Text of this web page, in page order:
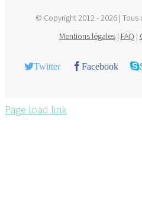
© Copyright 2012 -2026 | Tous
Mentions légales| FAQ |
Twitter Facebook
Page load link